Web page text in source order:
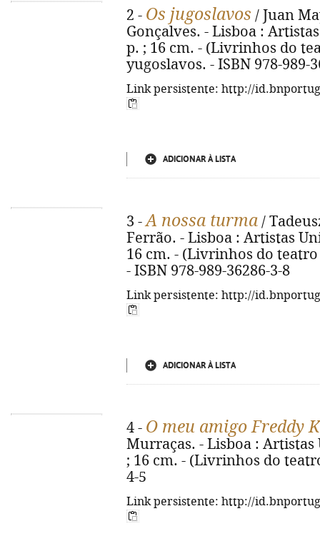
2 - Os jugoslavos / Juan
Gonçalves. - Lisboa :
p. ; 16 cm. - (Livrinhos do
yugoslavos. - ISBN 978-989-
Link persistente: http://
ADICIONAR À LISTA
3 -A nossa turma /
Ferrão. - Lisboa : Artistas
16 cm. - (Livrinhos do teatro
- ISBN 978-989-36286-3-8
Link persistente: http://
ADICIONAR À LISTA
4 - O meu amigo Freddy
Murraças. - Lisboa : Artistas
; 16 cm. - (Livrinhos do
4-5
Link persistente: http://